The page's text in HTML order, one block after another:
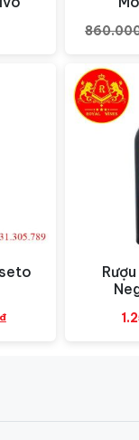
một chút dư vị cay
₫